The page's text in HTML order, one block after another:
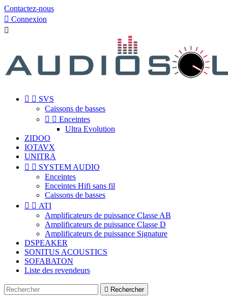
Contactez-nous
 Connexion

  SVS
Caissons de basses
  Enceintes
Ultra Evolution
ZIDOO
IOTAVX
UNITRA
  SYSTEM AUDIO
Enceintes
Enceintes Hifi sans fil
Caissons de basses
  ATI
Amplificateurs de puissance Classe AB
Amplificateurs de puissance Classe D
Amplificateurs de puissance Signature
DSPEAKER
SONITUS ACOUSTICS
SOFABATON
Liste des revendeurs
 Rechercher